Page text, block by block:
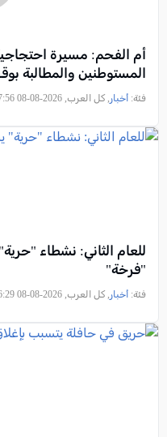
أم الفحم: مسيرة
المستوطنين والمطالبة
فئة: أخبار , كل العرب, 2026-08-08 20:07:56
للعام الثاني: نشطاء
"فرخة"
فئة: أخبار , كل العرب, 2026-08-08 18:16:29